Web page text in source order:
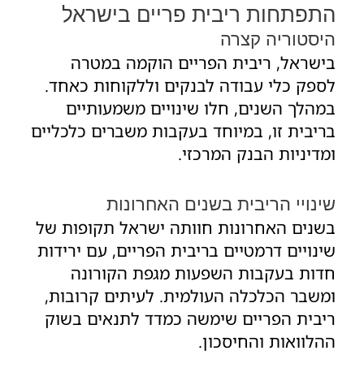
התפתחות ריבית פריים בישראל
היסטוריה קצרה
בישראל, ריבית הפריים הוקמה במטרה
לספק כלי עבודה לבנקים וללקוחות כאחד.
במהלך השנים, חלו שינויים משמעותיים
בריבית זו, במיוחד בעקבות משברים כלכליים
ומדיניות הבנק המרכזי.
שינויי הריבית בשנים האחרונות
בשנים האחרונות חוותה ישראל תקופות של
שינויים דרמטיים בריבית הפריים, עם ירידות
חדות בעקבות השפעות מגפת הקורונה
ומשבר הכלכלה העולמית. לעיתים קרובות,
ריבית הפריים שימשה כמדד לתנאים בשוק
ההלוואות והחיסכון.